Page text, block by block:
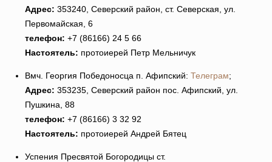
Адрес: 353240, Северский район, ст. Северская, ул.
Первомайская, 6
телефон: +7 (86166) 24 5 66
Настоятель: протоиерей Петр Мельничук
Вмч. Георгия Победоносца п. Афипский: Телеграм;
Адрес: 353235, Северский район пос. Афипский, ул.
Пушкина, 88
телефон: +7 (86166) 3 32 92
Настоятель: протоиерей Андрей Бятец
Успения Пресвятой Богородицы ст.